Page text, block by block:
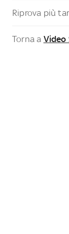
Riprova più
Torna a Video